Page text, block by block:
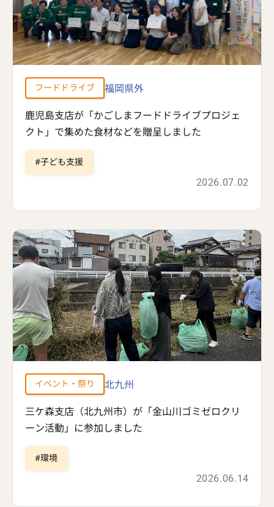
フードドライブ 福岡県外
鹿児島支店が「かごしまフードドライブプロジェ
クト」で集めた食材などを贈呈しました
子ども支援
2026.07.02
イベント・祭り 北九州
三ケ森支店（北九州市）が「金山川ゴミゼロクリ
ーン活動」に参加しました
環境
2026.06.14